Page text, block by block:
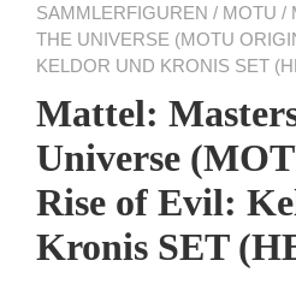
SAMMLERFIGUREN / MOTU /
THE UNIVERSE (MOTU
KELDOR UND KRONIS SET
Mattel:
Universe
Rise of Evil:
Kronis SET